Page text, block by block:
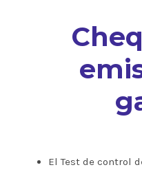
El Test de control